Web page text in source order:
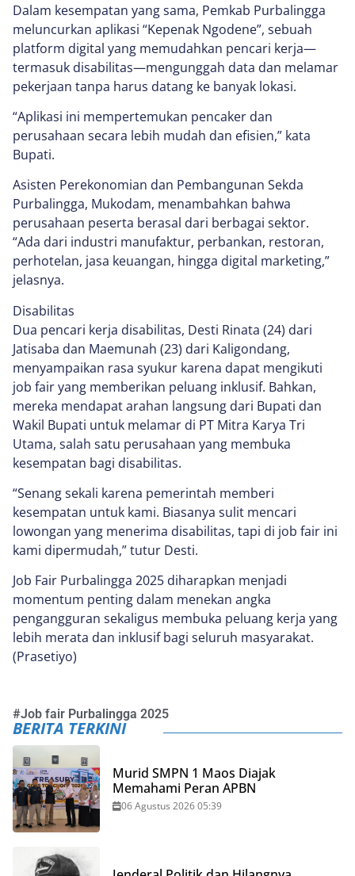
Dalam kesempatan yang sama, Pemkab Purbalingga
meluncurkan aplikasi “Kepenak Ngodene”, sebuah
platform digital yang memudahkan pencari kerja—
termasuk disabilitas—mengunggah data dan melamar
pekerjaan tanpa harus datang ke banyak lokasi.
“Aplikasi ini mempertemukan pencaker dan
perusahaan secara lebih mudah dan efisien,” kata
Bupati.
Asisten Perekonomian dan Pembangunan Sekda
Purbalingga, Mukodam, menambahkan bahwa
perusahaan peserta berasal dari berbagai sektor.
“Ada dari industri manufaktur, perbankan, restoran,
perhotelan, jasa keuangan, hingga digital marketing,”
jelasnya.
Disabilitas
Dua pencari kerja disabilitas, Desti Rinata (24) dari
Jatisaba dan Maemunah (23) dari Kaligondang,
menyampaikan rasa syukur karena dapat mengikuti
job fair yang memberikan peluang inklusif. Bahkan,
mereka mendapat arahan langsung dari Bupati dan
Wakil Bupati untuk melamar di PT Mitra Karya Tri
Utama, salah satu perusahaan yang membuka
kesempatan bagi disabilitas.
“Senang sekali karena pemerintah memberi
kesempatan untuk kami. Biasanya sulit mencari
lowongan yang menerima disabilitas, tapi di job fair ini
kami dipermudah,” tutur Desti.
Job Fair Purbalingga 2025 diharapkan menjadi
momentum penting dalam menekan angka
pengangguran sekaligus membuka peluang kerja yang
lebih merata dan inklusif bagi seluruh masyarakat.
(Prasetiyo)
#Job fair Purbalingga 2025
BERITA TERKINI
Murid SMPN 1 Maos Diajak
Memahami Peran APBN
06 Agustus 2026 05:39